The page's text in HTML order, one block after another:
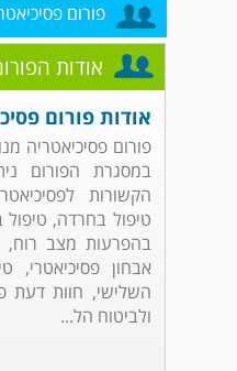
פורום
אודות
אודות פורום
פורום פסיכיאטריה
במסגרת הפורום
הקשורות
טיפול בחרדה, טיפול
בהפרעות מצב רוח,
אבחון פסיכיאטרי,
השלישי, חוות דעת
ולביטוח הל...